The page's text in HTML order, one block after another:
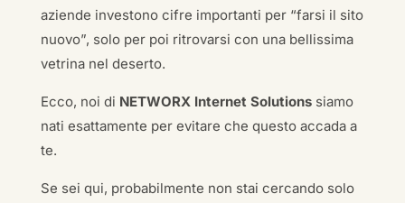
aziende investono cifre importanti per “farsi il sito
nuovo”, solo per poi ritrovarsi con una bellissima
vetrina nel deserto.
Ecco, noi di NETWORX Internet Solutionssiamo
nati esattamente per evitare che questo accada a
te.
Se sei qui, probabilmente non stai cercando solo